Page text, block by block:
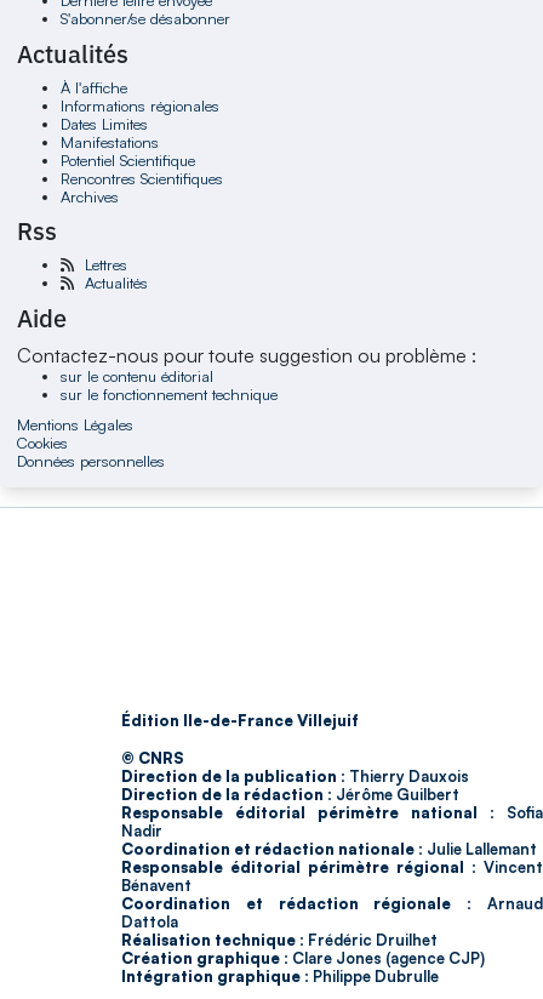
S'abonner/se désabonner
Actualités
À l'affiche
Informations régionales
Dates Limites
Manifestations
Potentiel Scientifique
Rencontres Scientifiques
Archives
Rss
Lettres
Actualités
Aide
Contactez-nous pour toute suggestion ou problème :
sur le contenu éditorial
sur le fonctionnement technique
Mentions Légales
Cookies
Données personnelles
Édition Ile-de-France Villejuif
© CNRS
Direction de la publication : Thierry Dauxois
Direction de la rédaction : Jérôme Guilbert
Responsable éditorial périmètre national : Sofia
Nadir
Coordination et rédaction nationale : Julie Lallemant
Responsable éditorial périmètre régional : Vincent
Bénavent
Coordination et rédaction régionale : Arnaud
Dattola
Réalisation technique : Frédéric Druilhet
Création graphique : Clare Jones (agence CJP)
Intégration graphique : Philippe Dubrulle